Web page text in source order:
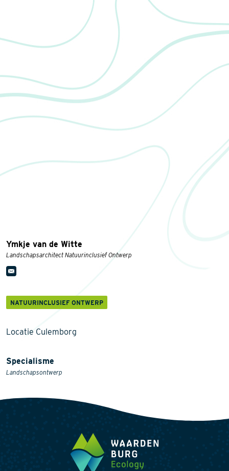
Ymkje van de Witte
Landschapsarchitect Natuurinclusief Ontwerp
NATUURINCLUSIEF ONTWERP
Locatie Culemborg
Specialisme
Landschapsontwerp